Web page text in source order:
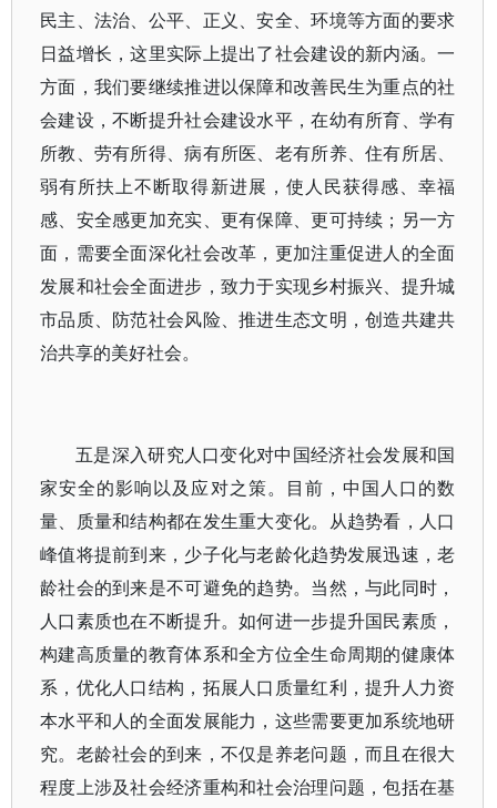
民主、法治、公平、正义、安全、环境等方面的要求
日益增长，这里实际上提出了社会建设的新内涵。一
方面，我们要继续推进以保障和改善民生为重点的社
会建设，不断提升社会建设水平，在幼有所育、学有
所教、劳有所得、病有所医、老有所养、住有所居、
弱有所扶上不断取得新进展，使人民获得感、幸福
感、安全感更加充实、更有保障、更可持续；另一方
面，需要全面深化社会改革，更加注重促进人的全面
发展和社会全面进步，致力于实现乡村振兴、提升城
市品质、防范社会风险、推进生态文明，创造共建共
治共享的美好社会。
五是深入研究人口变化对中国经济社会发展和国
家安全的影响以及应对之策。目前，中国人口的数
量、质量和结构都在发生重大变化。从趋势看，人口
峰值将提前到来，少子化与老龄化趋势发展迅速，老
龄社会的到来是不可避免的趋势。当然，与此同时，
人口素质也在不断提升。如何进一步提升国民素质，
构建高质量的教育体系和全方位全生命周期的健康体
系，优化人口结构，拓展人口质量红利，提升人力资
本水平和人的全面发展能力，这些需要更加系统地研
究。老龄社会的到来，不仅是养老问题，而且在很大
程度上涉及社会经济重构和社会治理问题，包括在基